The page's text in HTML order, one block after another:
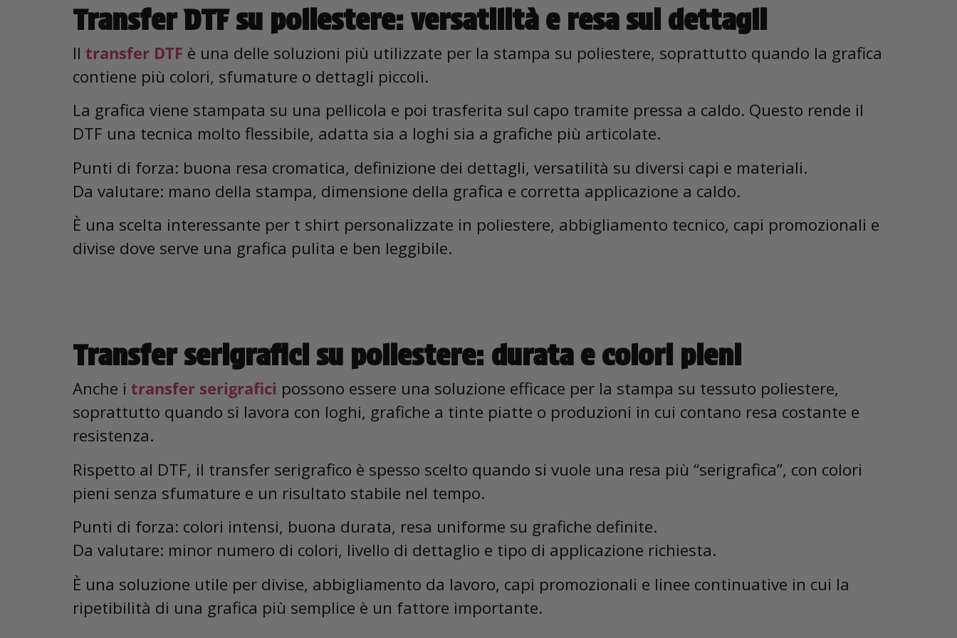
Transfer DTF su poliestere: versatilità e resa sui dettagli
Il transfer DTF è una delle soluzioni più utilizzate per la stampa su poliestere, soprattutto quando la grafica
contiene più colori, sfumature o dettagli piccoli.
La grafica viene stampata su una pellicola e poi trasferita sul capo tramite pressa a caldo. Questo rende il
DTF una tecnica molto flessibile, adatta sia a loghi sia a grafiche più articolate.
Punti di forza: buona resa cromatica, definizione dei dettagli, versatilità su diversi capi e materiali.
Da valutare: mano della stampa, dimensione della grafica e corretta applicazione a caldo.
È una scelta interessante per t shirt personalizzate in poliestere, abbigliamento tecnico, capi promozionali e
divise dove serve una grafica pulita e ben leggibile.
Transfer serigrafici su poliestere: durata e colori pieni
Anche i transfer serigrafici possono essere una soluzione efficace per la stampa su tessuto poliestere,
soprattutto quando si lavora con loghi, grafiche a tinte piatte o produzioni in cui contano resa costante e
resistenza.
Rispetto al DTF, il transfer serigrafico è spesso scelto quando si vuole una resa più “serigrafica”, con colori
pieni senza sfumature e un risultato stabile nel tempo.
Punti di forza: colori intensi, buona durata, resa uniforme su grafiche definite.
Da valutare: minor numero di colori, livello di dettaglio e tipo di applicazione richiesta.
È una soluzione utile per divise, abbigliamento da lavoro, capi promozionali e linee continuative in cui la
ripetibilità di una grafica più semplice è un fattore importante.